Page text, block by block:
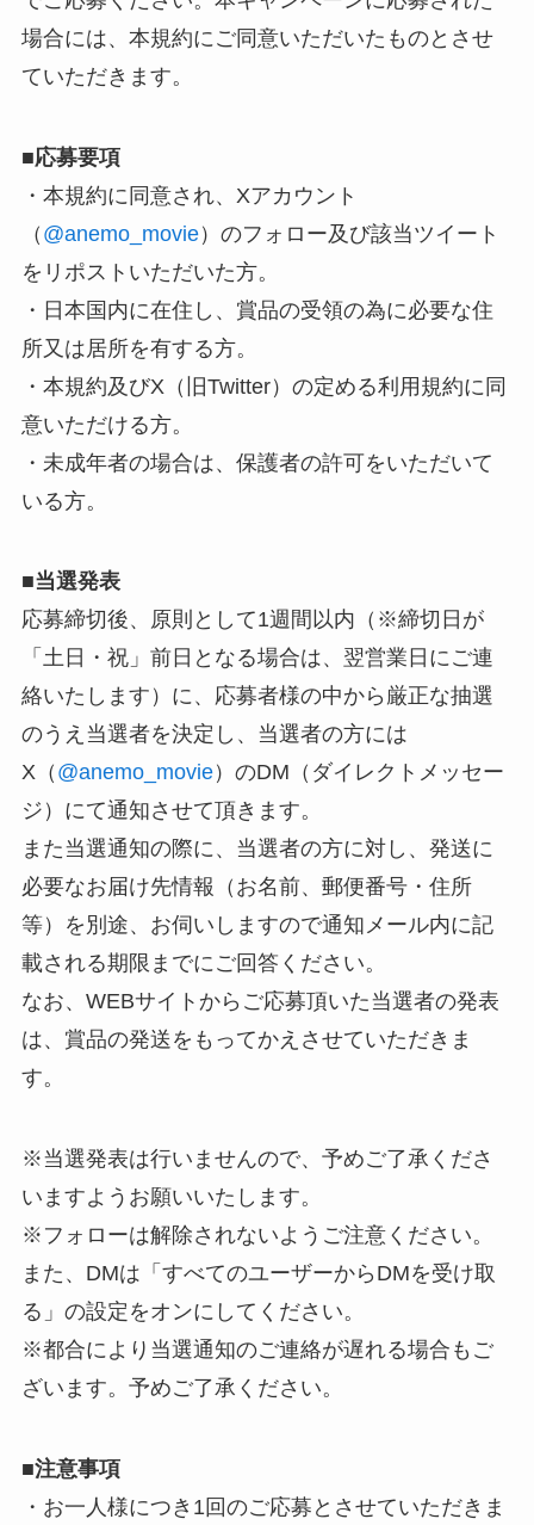
場合には、本規約にご同意いただいたものとさせ
ていただきます。
■応募要項
・本規約に同意され、Xアカウント
（ @anemo_movie）のフォロー及び該当ツイート
をリポストいただいた方。
・日本国内に在住し、賞品の受領の為に必要な住
所又は居所を有する方。
・本規約及びX（旧Twitter）の定める利用規約に同
意いただける方。
・未成年者の場合は、保護者の許可をいただいて
いる方。
■当選発表
応募締切後、原則として1週間以内（※締切日が
「土日・祝」前日となる場合は、翌営業日にご連
絡いたします）に、応募者様の中から厳正な抽選
のうえ当選者を決定し、当選者の方には
X（ @anemo_movie）のDM（ダイレクトメッセー
ジ）にて通知させて頂きます。
また当選通知の際に、当選者の方に対し、発送に
必要なお届け先情報（お名前、郵便番号・住所
等）を別途、お伺いしますので通知メール内に記
載される期限までにご回答ください。
なお、WEBサイトからご応募頂いた当選者の発表
は、賞品の発送をもってかえさせていただきま
す。
※当選発表は行いませんので、予めご了承くださ
いますようお願いいたします。
※フォローは解除されないようご注意ください。
また、DMは「すべてのユーザーからDMを受け取
る」の設定をオンにしてください。
※都合により当選通知のご連絡が遅れる場合もご
ざいます。予めご了承ください。
■注意事項
・お一人様につき1回のご応募とさせていただきま